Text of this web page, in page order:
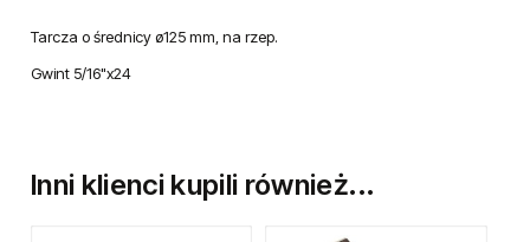
Tarcza o średnicy ø125 mm, na rzep.
Gwint 5/16"x24
Inni klienci kupili również...